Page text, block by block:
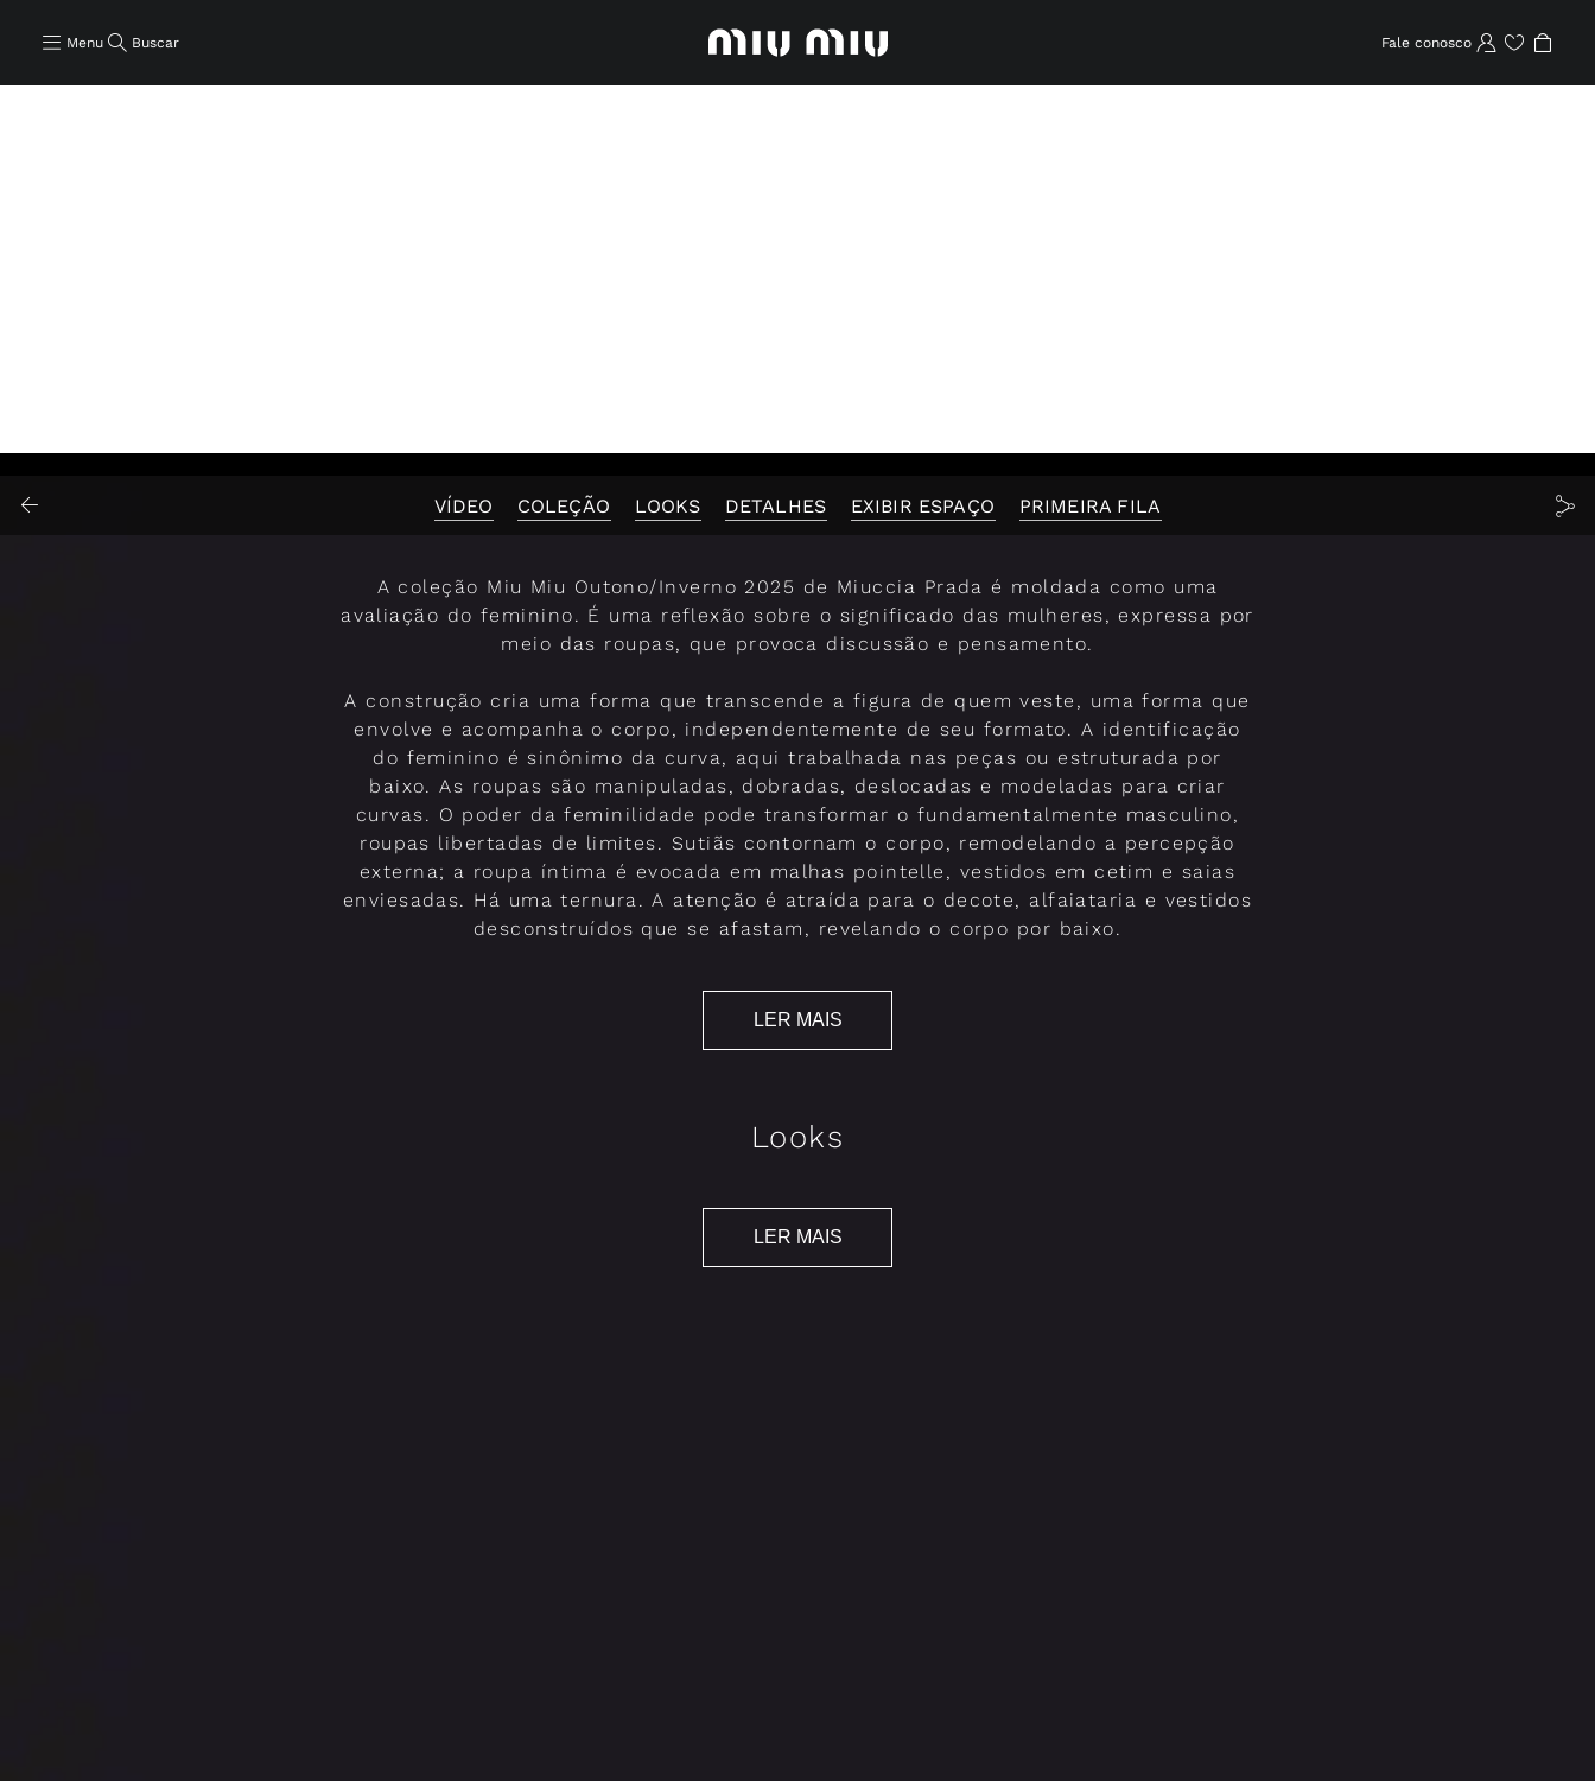
Menu Buscar Fale conosco
VÍDEO COLEÇÃO LOOKS DETALHES EXIBIR ESPAÇO PRIMEIRA FILA
A coleção Miu Miu Outono/Inverno 2025 de Miuccia Prada é moldada como uma
avaliação do feminino. É uma reflexão sobre o significado das mulheres, expressa por
meio das roupas, que provoca discussão e pensamento.
A construção cria uma forma que transcende a figura de quem veste, uma forma que
envolve e acompanha o corpo, independentemente de seu formato. A identificação
do feminino é sinônimo da curva, aqui trabalhada nas peças ou estruturada por
baixo. As roupas são manipuladas, dobradas, deslocadas e modeladas para criar
curvas. O poder da feminilidade pode transformar o fundamentalmente masculino,
roupas libertadas de limites. Sutiãs contornam o corpo, remodelando a percepção
externa; a roupa íntima é evocada em malhas pointelle, vestidos em cetim e saias
enviesadas. Há uma ternura. A atenção é atraída para o decote, alfaiataria e vestidos
desconstruídos que se afastam, revelando o corpo por baixo.
LER MAIS
Looks
LER MAIS